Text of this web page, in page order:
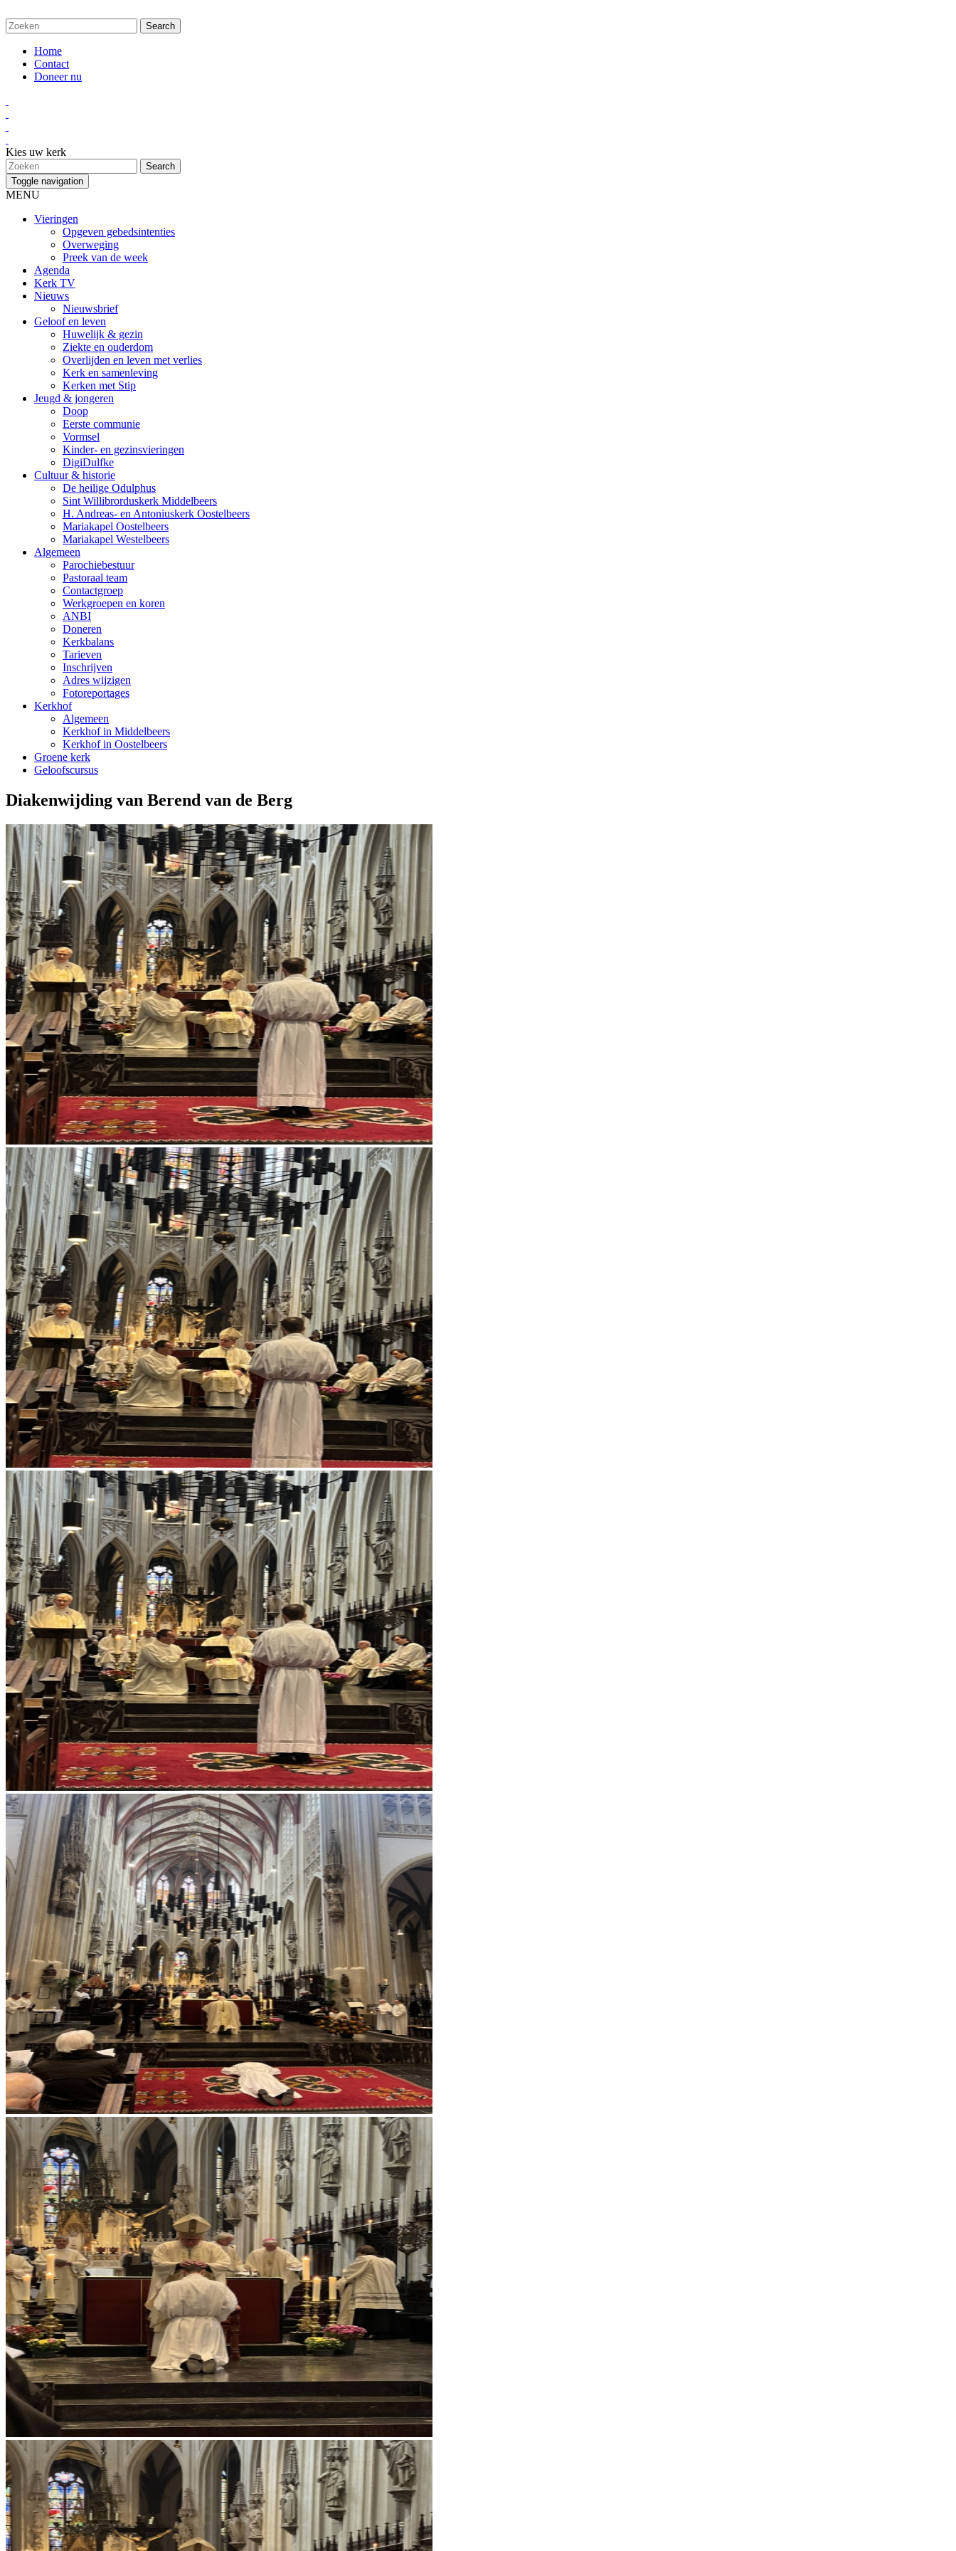
Home
Contact
Doneer nu
Kies uw kerk
Toggle navigation
MENU
Vieringen
Opgeven gebedsintenties
Overweging
Preek van de week
Agenda
Kerk TV
Nieuws
Nieuwsbrief
Geloof en leven
Huwelijk & gezin
Ziekte en ouderdom
Overlijden en leven met verlies
Kerk en samenleving
Kerken met Stip
Jeugd & jongeren
Doop
Eerste communie
Vormsel
Kinder- en gezinsvieringen
DigiDulfke
Cultuur & historie
De heilige Odulphus
Sint Willibrorduskerk Middelbeers
H. Andreas- en Antoniuskerk Oostelbeers
Mariakapel Oostelbeers
Mariakapel Westelbeers
Algemeen
Parochiebestuur
Pastoraal team
Contactgroep
Werkgroepen en koren
ANBI
Doneren
Kerkbalans
Tarieven
Inschrijven
Adres wijzigen
Fotoreportages
Kerkhof
Algemeen
Kerkhof in Middelbeers
Kerkhof in Oostelbeers
Groene kerk
Geloofscursus
Diakenwijding van Berend van de Berg